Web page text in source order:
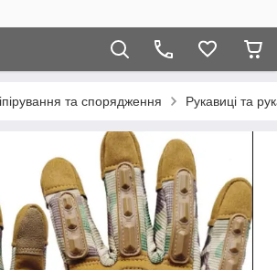
та спорядження Рукавиці та